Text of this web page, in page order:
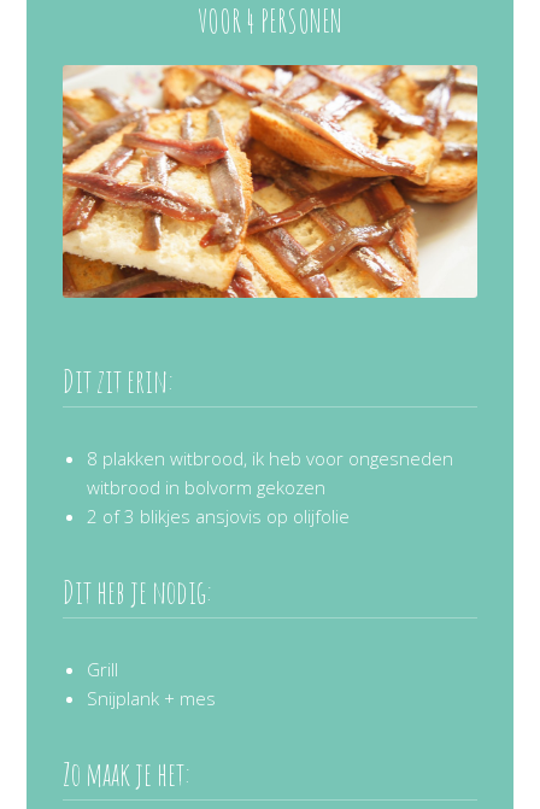
VOOR 4 PERSONEN
Dit zit erin:
8 plakken witbrood, ik heb voor ongesneden
witbrood in bolvorm gekozen
2 of 3 blikjes ansjovis op olijfolie
Dit heb je nodig:
Grill
Snijplank + mes
Zo maak je het: